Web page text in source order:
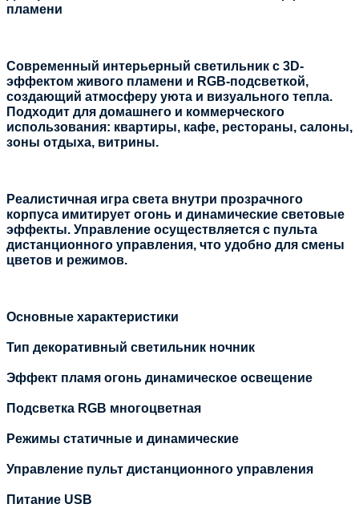
пламени
Современный интерьерный светильник с 3D-
эффектом живого пламени и RGB-подсветкой,
создающий атмосферу уюта и визуального тепла.
Подходит для домашнего и коммерческого
использования: квартиры, кафе, рестораны, салоны,
зоны отдыха, витрины.
Реалистичная игра света внутри прозрачного
корпуса имитирует огонь и динамические световые
эффекты. Управление осуществляется с пульта
дистанционного управления, что удобно для смены
цветов и режимов.
Основные характеристики
Тип декоративный светильник ночник
Эффект пламя огонь динамическое освещение
Подсветка RGB многоцветная
Режимы статичные и динамические
Управление пульт дистанционного управления
Питание USB